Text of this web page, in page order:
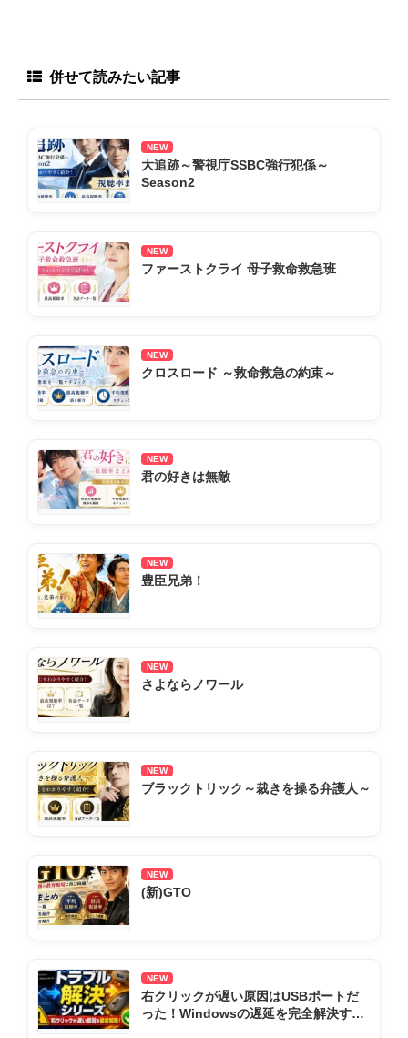
併せて読みたい記事
NEW
大追跡～警視庁SSBC強行犯係～
Season2
NEW
ファーストクライ 母子救命救急班
NEW
クロスロード ～救命救急の約束～
NEW
君の好きは無敵
NEW
豊臣兄弟！
NEW
さよならノワール
NEW
ブラックトリック～裁きを操る弁護人～
NEW
(新)GTO
NEW
右クリックが遅い原因はUSBポートだ
った！Windowsの遅延を完全解決する